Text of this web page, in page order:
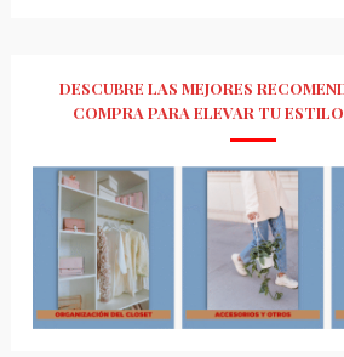
DESCUBRE LAS MEJORES
COMPRA PARA ELEVAR TU